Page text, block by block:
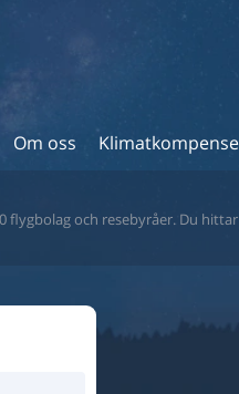
Om oss
och resebyråer. Du